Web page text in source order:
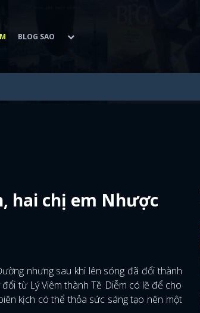
BLOG SAO
hai chị em Nhược
nhưng sau khi lên sóng đã đổi thành
từ Lý Viêm thành Tề Diễm có lẽ để cho
kịch có thể thỏa sức sáng tạo nên một